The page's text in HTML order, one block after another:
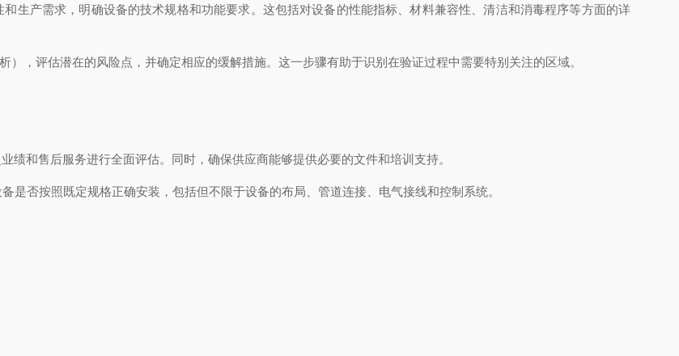
产需求，明确设备的技术规格和功能要求。这包括对设备的性能指标、材料兼容性、清洁和消毒程序等方面的详
评估潜在的风险点，并确定相应的缓解措施。这一步骤有助于识别在验证过程中需要特别关注的区域。
和售后服务进行全面评估。同时，确保供应商能够提供必要的文件和培训支持。
否按照既定规格正确安装，包括但不限于设备的布局、管道连接、电气接线和控制系统。